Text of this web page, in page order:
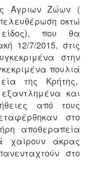
Άγριων Ζώων (
οκτώ
που θα
12/7/2015, στις
στην
πουλιά
της Κρήτης,
και
από τους
στο
αποθεραπεία
χαίρουν άκρας
στο